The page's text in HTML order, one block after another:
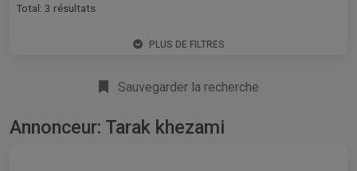
Total: 3 résultats
PLUS DE FILTRES
Sauvegarder la recherche
Annonceur: Tarak khezami